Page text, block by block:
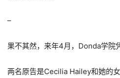
–
果不其然，来年4月，Donda学院
两名原告是Cecilia Hailey和她的